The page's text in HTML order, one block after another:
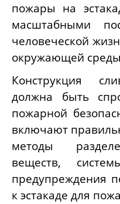
пожары на
масштабными
человеческой
окружающей
Конструкция
должна быть
пожарной
включают
методы
веществ,
предупреждения
к эстакаде для